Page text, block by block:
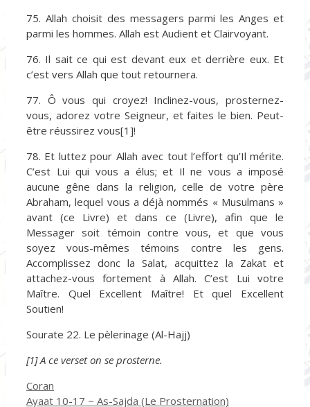
75. Allah choisit des messagers parmi les Anges et
parmi les hommes. Allah est Audient et Clairvoyant.
76. Il sait ce qui est devant eux et derrière eux. Et
c’est vers Allah que tout retournera.
77. Ô vous qui croyez! Inclinez-vous, prosternez-
vous, adorez votre Seigneur, et faites le bien. Peut-
être réussirez vous[1]!
78. Et luttez pour Allah avec tout l’effort qu’Il mérite.
C’est Lui qui vous a élus; et Il ne vous a imposé
aucune gêne dans la religion, celle de votre père
Abraham, lequel vous a déjà nommés « Musulmans »
avant (ce Livre) et dans ce (Livre), afin que le
Messager soit témoin contre vous, et que vous
soyez vous-mêmes témoins contre les gens.
Accomplissez donc la Salat, acquittez la Zakat et
attachez-vous fortement à Allah. C’est Lui votre
Maître. Quel Excellent Maître! Et quel Excellent
Soutien!
Sourate 22. Le pèlerinage (Al-Hajj)
[1] A ce verset on se prosterne.
Catégories
Coran
Ayaat 10-17 ~ As-Sajda (Le Prosternation)